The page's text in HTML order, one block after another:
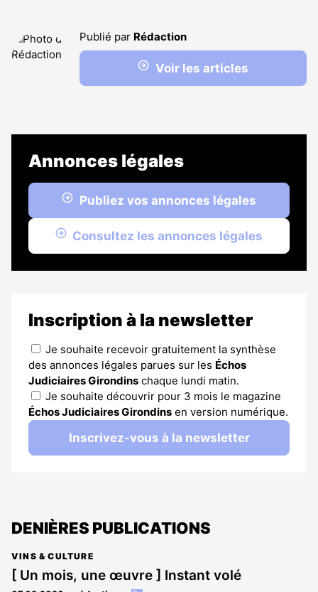
Publié par Rédaction
Voir les articles
Annonces légales
Publiez vos annonces légales
Consultez les annonces légales
Inscription à la newsletter
Je souhaite recevoir gratuitement la synthèse
des annonces légales parues sur les Échos
Judiciaires Girondins chaque lundi matin.
Je souhaite découvrir pour 3 mois le magazine
Échos Judiciaires Girondins en version numérique.
Inscrivez-vous à la newsletter
DENIÈRES PUBLICATIONS
VINS & CULTURE
[ Un mois, une œuvre ] Instant volé